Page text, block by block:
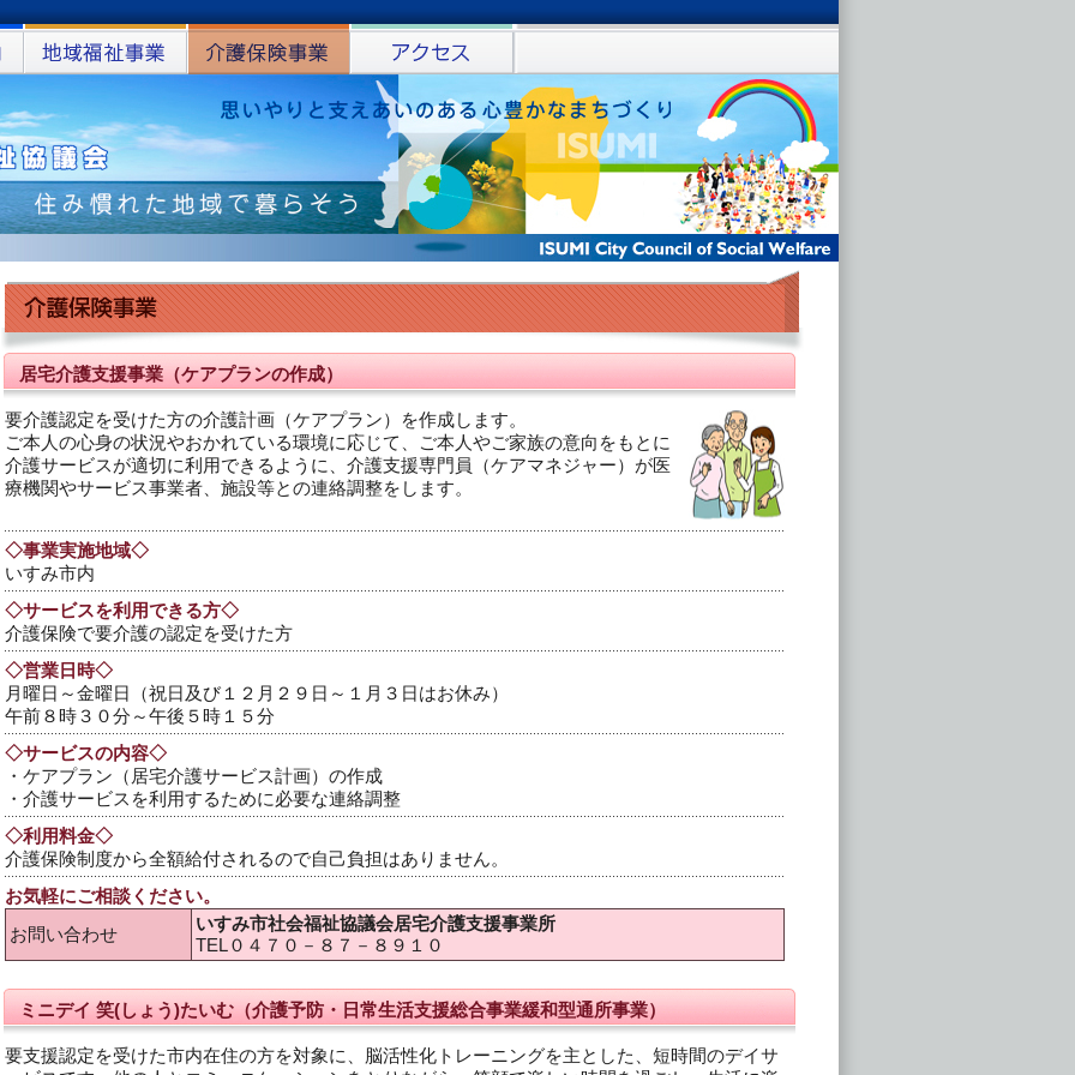
居宅介護支援事業（ケアプランの作成）
要介護認定を受けた方の介護計画（ケアプラン）を作成します。
ご本人の心身の状況やおかれている環境に応じて、ご本人やご家族の意向をもとに
介護サービスが適切に利用できるように、介護支援専門員（ケアマネジャー）が医
療機関やサービス事業者、施設等との連絡調整をします。
◇事業実施地域◇
いすみ市内
◇サービスを利用できる方◇
介護保険で要介護の認定を受けた方
◇営業日時◇
月曜日～金曜日（祝日及び１２月２９日～１月３日はお休み）
午前８時３０分～午後５時１５分
◇サービスの内容◇
・ケアプラン（居宅介護サービス計画）の作成
・介護サービスを利用するために必要な連絡調整
◇利用料金◇
介護保険制度から全額給付されるので自己負担はありません。
お気軽にご相談ください。
お問い合わせ
いすみ市社会福祉協議会居宅介護支援事業所
TEL０４７０－８７－８９１０
ミニデイ 笑(しょう)たいむ（介護予防・日常生活支援総合事業緩和型通所事業）
要支援認定を受けた市内在住の方を対象に、脳活性化トレーニングを主とした、短時間のデイサ